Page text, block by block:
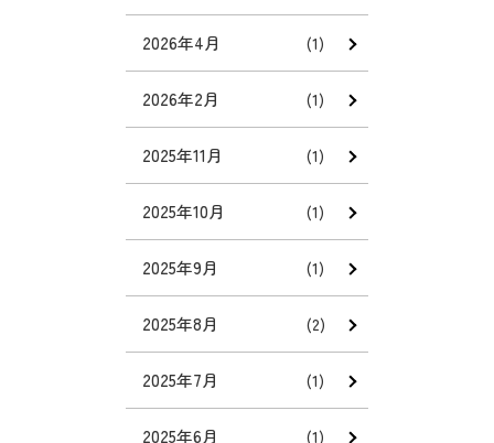
2026年4月 (1)
2026年2月 (1)
2025年11月 (1)
2025年10月 (1)
2025年9月 (1)
2025年8月 (2)
2025年7月 (1)
2025年6月 (1)